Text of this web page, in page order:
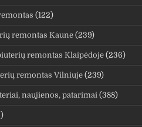
(122)
remontas Kaune(239)
remontas Klaipėdoje (236)
remontas Vilniuje(239)
naujienos, patarimai (388)